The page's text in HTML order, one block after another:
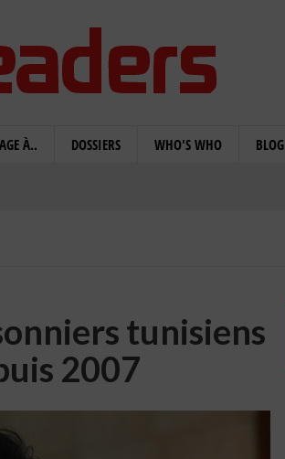
À.. DOSSIERS WHO'S WHO BLOG
tunisiens
2007